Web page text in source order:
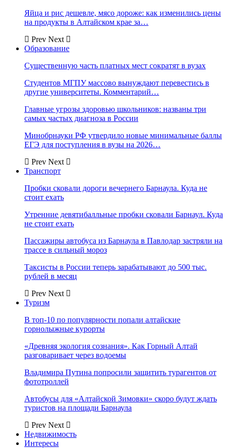
Яйца и рис дешевле, мясо дороже: как изменились цены
на продукты в Алтайском крае за…
Prev Next
Образование
Существенную часть платных мест сократят в вузах
Студентов МГПУ массово вынуждают перевестись в
другие университеты. Комментарий…
Главные угрозы здоровью школьников: названы три
самых частых диагноза в России
Минобрнауки РФ утвердило новые минимальные баллы
ЕГЭ для поступления в вузы на 2026…
Prev Next
Транспорт
Пробки сковали дороги вечернего Барнаула. Куда не
стоит ехать
Утренние девятибалльные пробки сковали Барнаул. Куда
не стоит ехать
Пассажиры автобуса из Барнаула в Павлодар застряли на
трассе в сильный мороз
Таксисты в России теперь зарабатывают до 500 тыс.
рублей в месяц
Prev Next
Туризм
В топ-10 по популярности попали алтайские
горнолыжные курорты
«Древняя экология сознания». Как Горный Алтай
разговаривает через водоемы
Владимира Путина попросили защитить турагентов от
фототроллей
Автобусы для «Алтайской Зимовки» скоро будут ждать
туристов на площади Барнаула
Prev Next
Недвижимость
Интересы